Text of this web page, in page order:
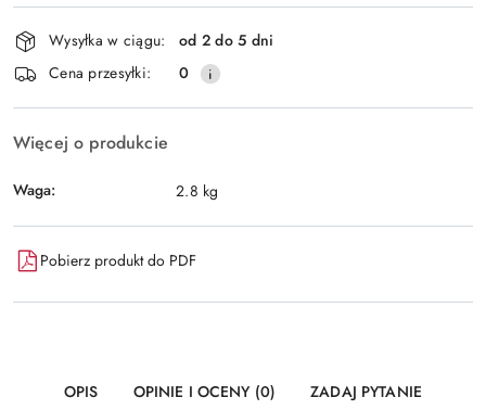
Wyślij
Dostępność
i
dostawa
Wysyłka w ciągu:
od 2 do 5 dni
Cena przesyłki:
0
Więcej o produkcie
Waga: 2.8 kg
Pobierz produkt do PDF
OPIS OPINIE I OCENY (0) ZADAJ PYTANIE